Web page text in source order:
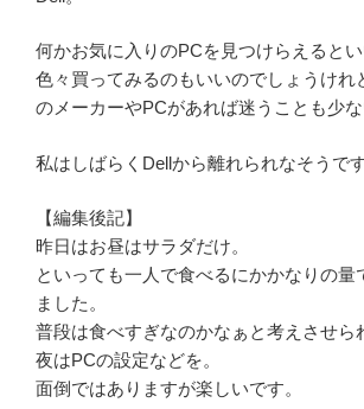
何かお気に入りのPCを見つけらえるとい
色々買ってみるのもいいのでしょうけれ
のメーカーやPCがあれば迷うことも少な
私はしばらくDellから離れられなそうです
【編集後記】
昨日はお昼はサラダだけ。
といっても一人で食べるにかかなりの量
ました。
普段は食べすぎなのかなぁと考えさせら
夜はPCの設定などを。
面倒ではありますが楽しいです。